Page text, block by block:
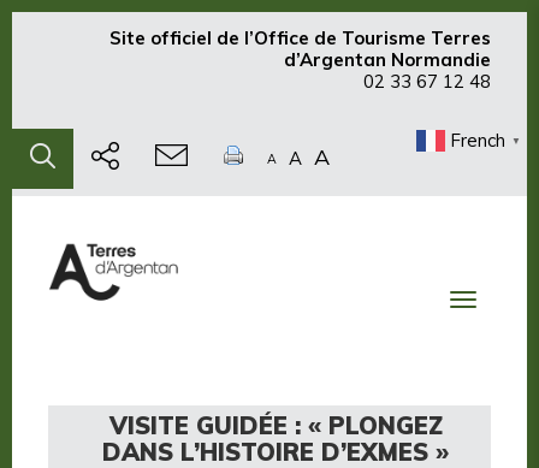
Site officiel de l’Office de Tourisme Terres
d’Argentan Normandie
02 33 67 12 48
A A A
French ▼
Toggle
VISITE GUIDÉE : « PLONGEZ
DANS L’HISTOIRE D’EXMES »